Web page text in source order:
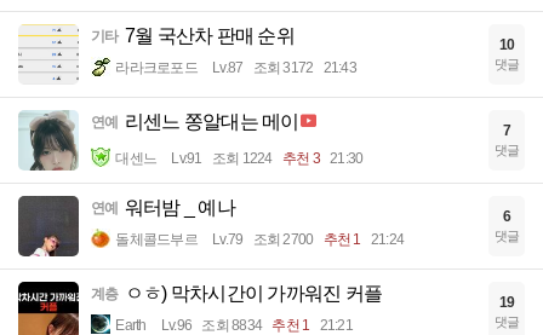
기타 7월 국산차 판매 순위
라라크로포드 Lv.87 조회 3172 21:43
10
댓글
연예 리센느 쫑알대는 메이
대센느 Lv.91 조회 1224 추천 3 21:30
7
댓글
연예 워터밤 _ 예나
돌체콜드부르 Lv.79 조회 2700 추천 1 21:24
6
댓글
계층 ㅇㅎ) 막차시간이 가까워진 커플
Earth Lv.96 조회 8834 추천 1 21:21
19
댓글